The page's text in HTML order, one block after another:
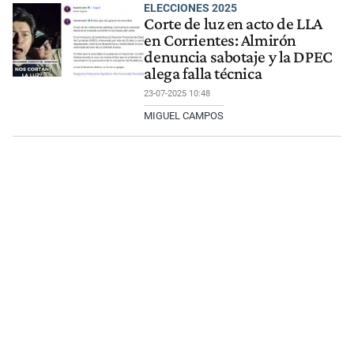
ELECCIONES 2025
Corte de luz en acto de LLA
en Corrientes: Almirón
denuncia sabotaje y la DPEC
alega falla técnica
23-07-2025 10:48
MIGUEL CAMPOS